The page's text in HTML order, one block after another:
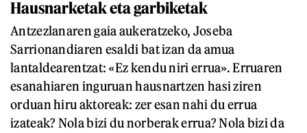
Hausnarketak eta garbiketak
Antzezlanaren gaia aukeratzeko, Joseba
Sarrionandiaren esaldi bat izan da amua
lantaldearentzat: «Ez kendu niri errua». Erruaren
esanahiaren inguruan hausnartzen hasi ziren
orduan hiru aktoreak: zer esan nahi du errua
izateak? Nola bizi du norberak errua? Nola bizi da